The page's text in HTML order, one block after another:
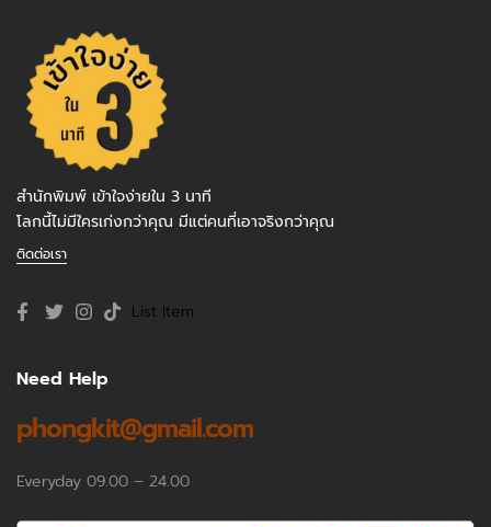
สำนักพิมพ์ เข้าใจง่ายใน 3 นาที
โลกนี้ไม่มีใครเก่งกว่าคุณ มีแต่คนที่เอาจริงกว่าคุณ
ติดต่อเรา
List Item
Need Help
phongkit@gmail.com
Everyday 09.00 – 24.00